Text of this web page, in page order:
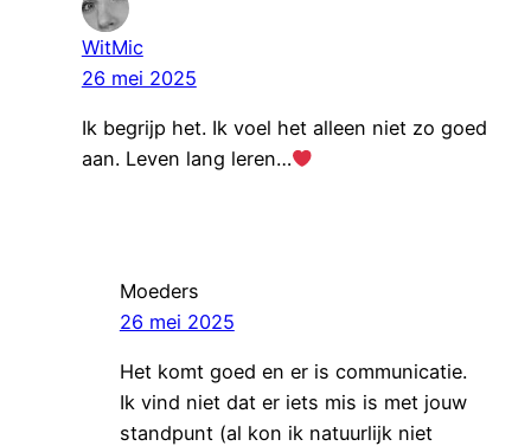
WitMic
26 mei 2025
Ik begrijp het. Ik voel het alleen niet zo goed
aan. Leven lang leren…
Moeders
26 mei 2025
Het komt goed en er is communicatie.
Ik vind niet dat er iets mis is met jouw
standpunt (al kon ik natuurlijk niet